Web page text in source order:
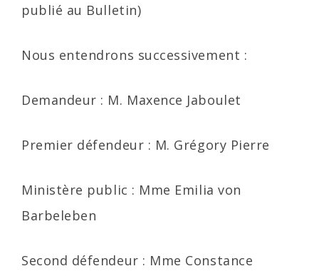
publié au Bulletin)
Nous entendrons successivement :
Demandeur : M. Maxence Jaboulet
Premier défendeur : M. Grégory Pierre
Ministère public : Mme Emilia von
Barbeleben
Second défendeur : Mme Constance